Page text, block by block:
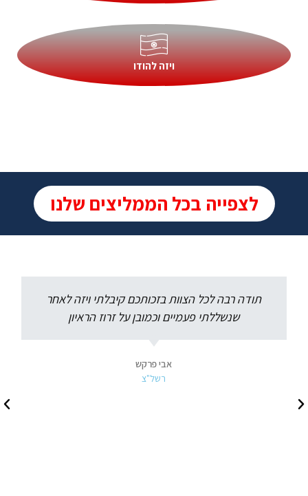
ויזה להודו
לצפייה בכל הממליצים שלנו
תודה רבה לכל הצוות בזכותכם קיבלתי ויזה לאחר
שנשללתי פעמיים וכמובן על זרוז הראיון
אבי פרקש
רשל"צ